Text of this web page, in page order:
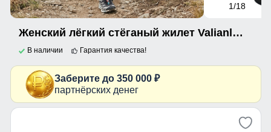
1/18
Женский лёгкий стёганый жилет Valianly с капюшоном цвета хаки 9636_2Kh
В наличии Гарантия качества!
Заберите до 350 000 ₽
партнёрских денег